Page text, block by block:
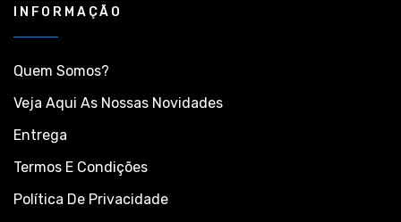
INFORMAÇÃO
Quem Somos?
Veja Aqui As Nossas Novidades
Entrega
Termos E Condições
Política De Privacidade